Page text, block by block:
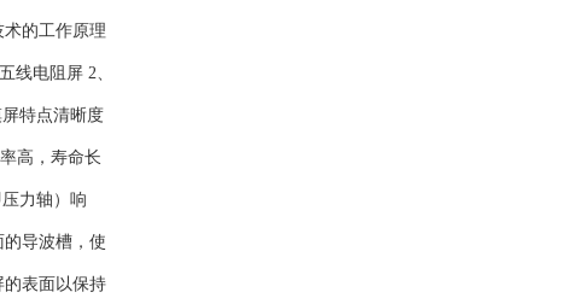
的工作原理
线电阻屏 2、
特点清晰度
高，寿命长
力轴）响
导波槽，使
表面以保持